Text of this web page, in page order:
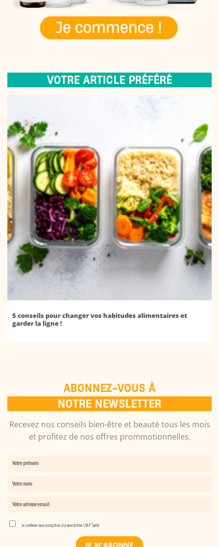
VOTRE ARTICLE PRÉFÉRÉ
5 conseils pour changer vos habitudes alimentaires et
garder la ligne !
ABONNEZ-VOUS À
NOTRE NEWSLETTER
Recevez nos conseils bien-être et beauté tous les mois
et profitez de nos offres prommotionnelles.
Je confirme mon inscription à la newsletter LMP Santé